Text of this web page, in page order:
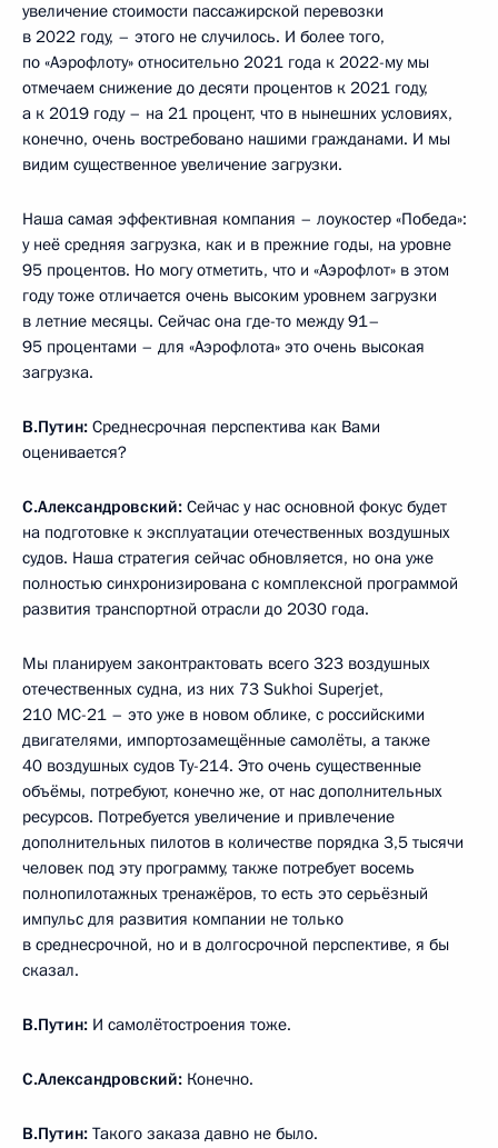
увеличение стоимости пассажирской перевозки
в 2022 году, – этого не случилось. И более того,
по «Аэрофлоту» относительно 2021 года к 2022-му мы
отмечаем снижение до десяти процентов к 2021 году,
а к 2019 году – на 21 процент, что в нынешних условиях,
конечно, очень востребовано нашими гражданами. И мы
видим существенное увеличение загрузки.
Наша самая эффективная компания – лоукостер «Победа»:
у неё средняя загрузка, как и в прежние годы, на уровне
95 процентов. Но могу отметить, что и «Аэрофлот» в этом
году тоже отличается очень высоким уровнем загрузки
в летние месяцы. Сейчас она где-то между 91–
95 процентами – для «Аэрофлота» это очень высокая
загрузка.
В.Путин: Среднесрочная перспектива как Вами
оценивается?
С.Александровский: Сейчас у нас основной фокус будет
на подготовке к эксплуатации отечественных воздушных
судов. Наша стратегия сейчас обновляется, но она уже
полностью синхронизирована с комплексной программой
развития транспортной отрасли до 2030 года.
Мы планируем законтрактовать всего 323 воздушных
отечественных судна, из них 73 Sukhoi Superjet,
210 МС-21 – это уже в новом облике, с российскими
двигателями, импортозамещённые самолёты, а также
40 воздушных судов Ту-214. Это очень существенные
объёмы, потребуют, конечно же, от нас дополнительных
ресурсов. Потребуется увеличение и привлечение
дополнительных пилотов в количестве порядка 3,5 тысячи
человек под эту программу, также потребует восемь
полнопилотажных тренажёров, то есть это серьёзный
импульс для развития компании не только
в среднесрочной, но и в долгосрочной перспективе, я бы
сказал.
В.Путин: И самолётостроения тоже.
С.Александровский: Конечно.
В.Путин: Такого заказа давно не было.